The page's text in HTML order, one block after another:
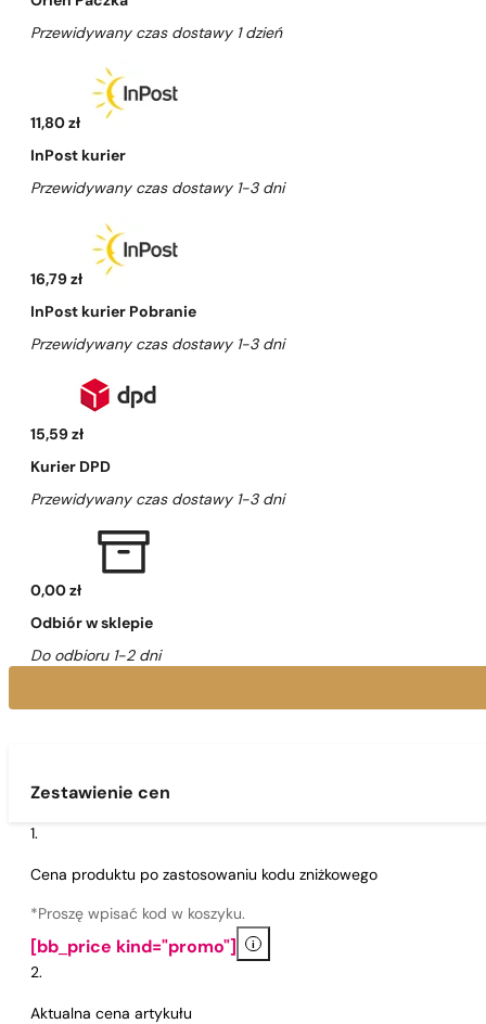
Przewidywany czas dostawy 1 dzień
11,80 zł
InPost kurier
Przewidywany czas dostawy 1-3 dni
16,79 zł
InPost kurier Pobranie
Przewidywany czas dostawy 1-3 dni
15,59 zł
Kurier DPD
Przewidywany czas dostawy 1-3 dni
0,00 zł
Odbiór w sklepie
Do odbioru 1-2 dni
Zestawienie cen
Cena produktu po zastosowaniu kodu zniżkowego
*Proszę wpisać kod w koszyku.
[bb_price kind="promo"] i
Aktualna cena artykułu